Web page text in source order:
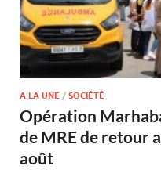
A LA UNE / SOCIÉTÉ
Opération
de MRE de retour
août